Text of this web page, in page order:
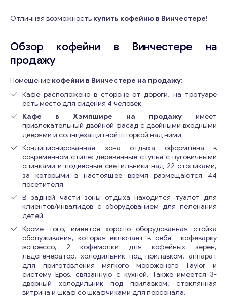
Отличная возможность купить кофейню в Винчестере!
Обзор кофейни в Винчестере на
продажу
Помещение кофейни в Винчестере на продажу:
Кафе расположено в стороне от дороги, на тротуаре
есть место для сидения 4 человек.
Кафе в Хэмпшире на продажу имеет
привлекательный двойной фасад с двойными входными
дверями и солнцезащитной шторкой над ними.
Кондиционированная зона отдыха оформлена в
современном стиле: деревянные стулья с пуговичными
спинками и подвесные светильники над 22 столиками,
за которыми в настоящее время размещаются 44
посетителя.
В задней части зоны отдыха находится туалет для
клиентов/инвалидов с оборудованием для пеленания
детей.
Кроме того, имеется хорошо оборудованная стойка
обслуживания, которая включает в себя: кофеварку
эспрессо, 2 кофемолки для кофейных зерен,
льдогенератор, холодильник под прилавком, аппарат
для приготовления мягкого мороженого Taylor и
систему Epos, связанную с кухней. Также имеется 3-
дверный холодильник под прилавком, стеклянная
витрина и шкаф со шкафчиками для персонала.